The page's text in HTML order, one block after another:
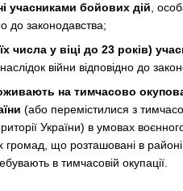
учасниками бойових дій ,
до законодавства;
числа у віці до 23 років)
війни відповідно до
на тимчасово
(або перемістилися з
України) в умовах
громад, що розташовані в
в тимчасовій окупації.